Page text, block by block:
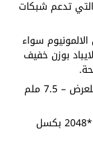
تدعم شبكات
سواء
بوزن خفيف
الابعاد كالتالي: 200 ملم للطول – 134.7 ملم للعرض – 7.5 ملم
الشاشة IPS LCD بحجم 7.9 بوصة والدقة 1536*2048 بكسل